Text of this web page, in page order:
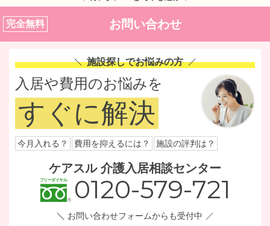
完全無料 お問い合わせ
施設探しでお悩みの方
入居や費用のお悩みを
すぐに解決
今月入れる？ 費用を抑えるには？ 施設の評判は？
ケアスル 介護入居相談センター
0120-579-721
お問い合わせフォームからも受付中